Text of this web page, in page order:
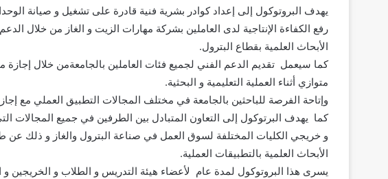
يهدف البروتوكول إلى إعداد كوادر بشرية فنية قادرة على تشغيل و صيانة
رفع الكفاءة الإنتاجية لدى العاملين بشركة مهارات الزيت و الغاز من خلال
الأبحاث العلمية بقطاع البترول.
كما سيعمل تقديم الدعم الفني لجميع فئات العاملين بالجامعةمن خلال إجازة
متوازي أثناء العملية التعليمية و البحثية.
وإتاحة الفرصة للباحثين بالجامعة في مختلف المجالات التطبيق العملي مع
كما يهدف البرتوكول إلى التعاون المتبادل بين الطرفين في جميع المجالات
و خريجي الكليات المختلفة لسوق العمل في صناعة البترول والغاز و ذلك عن
الأبحاث العلمية بالتطبيقات العملية.
يسرى هذا البروتوكول لمدة عام لأعضاء هيئة التدريس و الطلاب و الخريجين و